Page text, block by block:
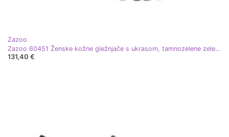
Zazoo
Zazoo 60451 Ženske kožne gležnjače s ukrasom, tamnozelene zelena
131,40 €